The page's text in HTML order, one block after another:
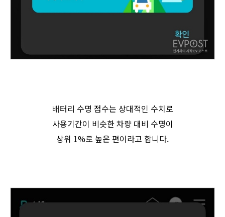
배터리 수명 점수는 상대적인 수치로
사용기간이 비슷한 차량 대비 수명이
상위 1%로 높은 편이라고 합니다.